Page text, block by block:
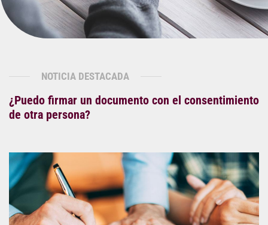
NOTICIA DESTACADA
¿Puedo firmar un documento con el consentimiento
de otra persona?